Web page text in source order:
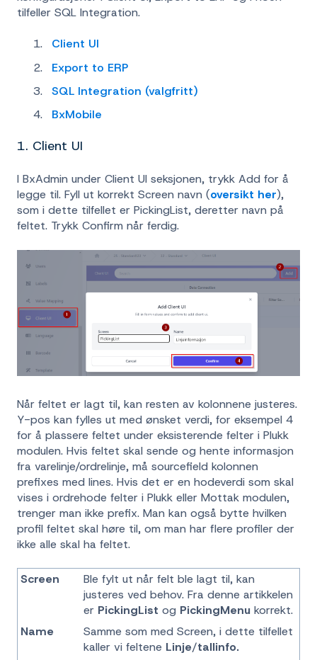
tilfeller SQL Integration.
Client UI
Export to ERP
SQL Integration (valgfritt)
BxMobile
1. Client UI
I BxAdmin under Client UI seksjonen, trykk Add for å
legge til. Fyll ut korrekt Screen navn (oversikt her),
som i dette tilfellet er PickingList, deretter navn på
feltet. Trykk Confirm når ferdig.
Når feltet er lagt til, kan resten av kolonnene justeres.
Y-pos kan fylles ut med ønsket verdi, for eksempel 4
for å plassere feltet under eksisterende felter i Plukk
modulen. Hvis feltet skal sende og hente informasjon
fra varelinje/ordrelinje, må sourcefield kolonnen
prefixes med lines. Hvis det er en hodeverdi som skal
vises i ordrehode felter i Plukk eller Mottak modulen,
trenger man ikke prefix. Man kan også bytte hvilken
profil feltet skal høre til, om man har flere profiler der
ikke alle skal ha feltet.
Screen
Ble fylt ut når felt ble lagt til, kan
justeres ved behov. Fra denne artikkelen
er PickingList og PickingMenu korrekt.
Name
Samme som med Screen, i dette tilfellet
kaller vi feltene Linje/tallinfo.